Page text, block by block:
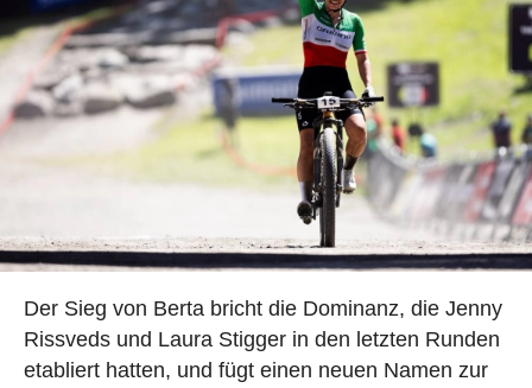
Der Sieg von Berta bricht die Dominanz, die Jenny
Rissveds und Laura Stigger in den letzten Runden
etabliert hatten, und fügt einen neuen Namen zur